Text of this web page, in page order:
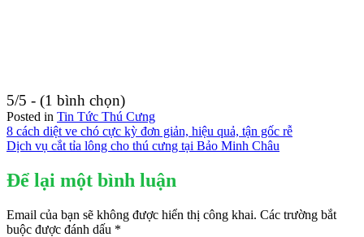
5/5 - (1 bình chọn)
Posted in Tin Tức Thú Cưng
Điều
hướng
bài
8 cách diệt ve chó cực kỳ đơn giản, hiệu quả, tận gốc rễ
Dịch vụ cắt tỉa lông cho thú cưng tại Bảo Minh Châu
Để lại một bình luận
Email của bạn sẽ không được hiển thị công khai. Các trường bắt
buộc được đánh dấu *